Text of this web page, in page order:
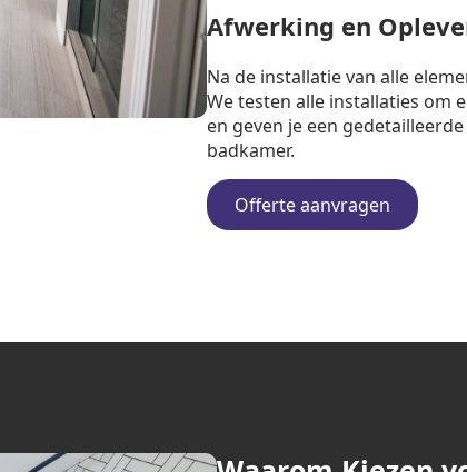
Afwerking en
Na de installatie van alle
We testen alle installaties om
en geven je een
badkamer.
Offerte aanvragen